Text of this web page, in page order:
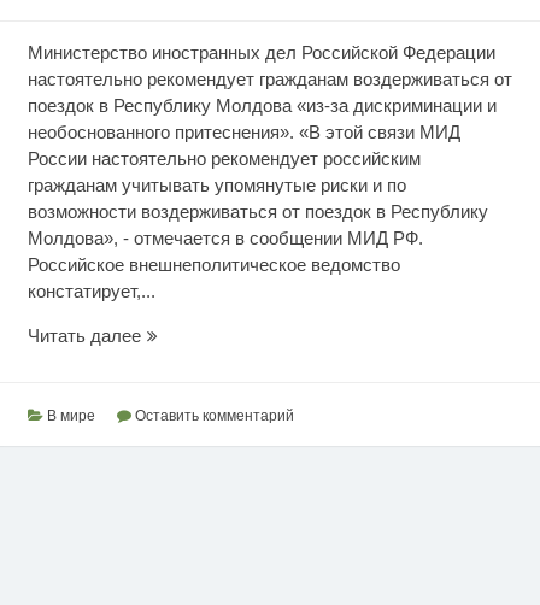
Министерство иностранных дел Российской Федерации
настоятельно рекомендует гражданам воздерживаться от
поездок в Республику Молдова «из-за дискриминации и
необоснованного притеснения». «В этой связи МИД
России настоятельно рекомендует российским
гражданам учитывать упомянутые риски и по
возможности воздерживаться от поездок в Республику
Молдова», - отмечается в сообщении МИД РФ.
Российское внешнеполитическое ведомство
констатирует,...
Читать далееПредупреждение
РФ
В мире Оставить комментарий